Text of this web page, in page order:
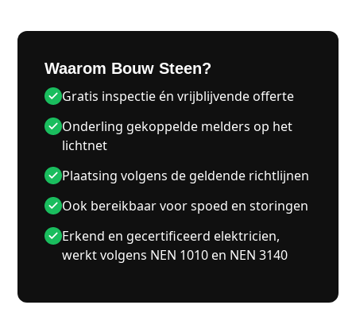
Waarom Bouw Steen?
Gratis inspectie én vrijblijvende offerte
Onderling gekoppelde melders op het
lichtnet
Plaatsing volgens de geldende richtlijnen
Ook bereikbaar voor spoed en storingen
Erkend en gecertificeerd elektricien,
werkt volgens NEN 1010 en NEN 3140